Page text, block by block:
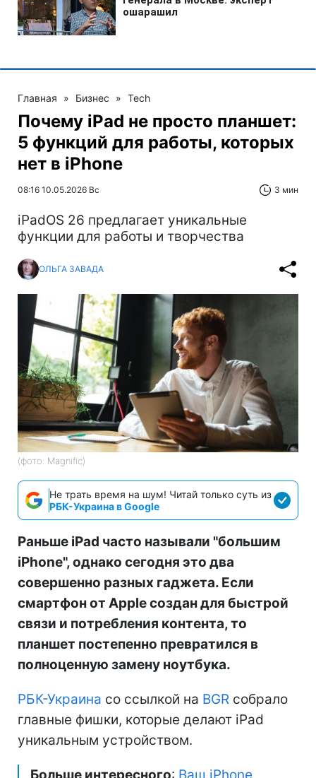
Главная » Бизнес » Tech
Почему iPad не просто планшет:
5 функций для работы, которых
нет в iPhone
08:16 10.05.2026 Вс 3 мин
iPadOS 26 предлагает уникальные
функции для работы и творчества
ОЛЬГА ЗАВАДА
(фото: Magnific)
Не трать время на шум! Читай только суть из
РБК-Украина в Google
Раньше iPad часто называли "большим
iPhone", однако сегодня это два
совершенно разных гаджета. Если
смартфон от Apple создан для быстрой
связи и потребления контента, то
планшет постепенно превратился в
полноценную замену ноутбука.
РБК-Украина со ссылкой на BGR собрало
главные фишки, которые делают iPad
уникальным устройством.
Больше интересного: Ваш iPhone